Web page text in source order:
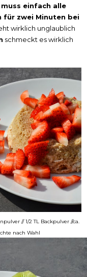
muss einfach alle
für zwei Minuten bei
wirklich unglaublich
schmeckt es wirklich
// 1/2 TL Backpulver //ca.
nach Wahl